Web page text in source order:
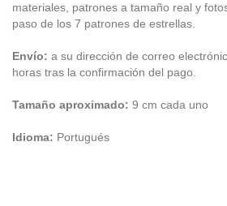
materiales, patrones a tamaño real y
paso de los 7 patrones de estrellas.
Envío: a su dirección de correo
horas tras la confirmación del pago.
Tamaño aproximado: 9 cm cada uno
Idioma: Portugués